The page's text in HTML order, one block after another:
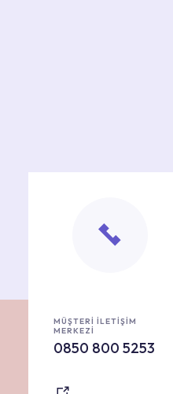
MÜŞTERİ İLETİŞİM
MERKEZİ
0850 800 5253